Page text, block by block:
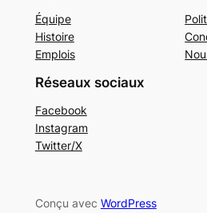
Équipe
Histoire
Emplois
Réseaux sociaux
Facebook
Instagram
Twitter/X
Conçu avec WordPress